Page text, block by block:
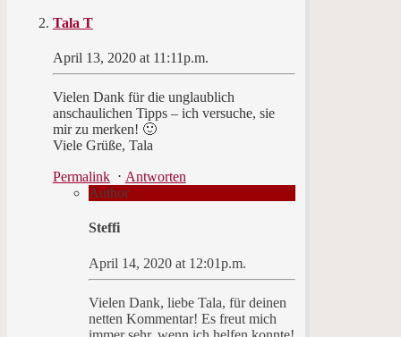
Tala T
April 13, 2020 at 11:11p.m.
Vielen Dank für die unglaublich
anschaulichen Tipps – ich versuche, sie
mir zu merken! 🙂
Viele Grüße, Tala
Permalink⋅ Antworten
Author
Steffi
April 14, 2020 at 12:01p.m.
Vielen Dank, liebe Tala, für deinen
netten Kommentar! Es freut mich